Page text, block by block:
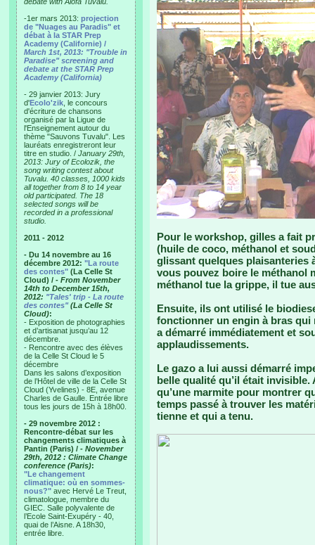
-1er mars 2013: projection
de "Nuages au Paradis" et
débat à la STAR Prep
Academy (Californie) /
March 1st, 2013: "Trouble in
Paradise" screening and
debate at the STAR Prep
Academy (California)
- 29 janvier 2013: Jury
d'Ecolo'zik , le concours
d'écriture de chansons
organisé par la Ligue de
l'Enseignement autour du
thème "Sauvons Tuvalu". Les
lauréats enregistreront leur
titre en studio. / January 29th,
2013: Jury of Ecolozik, the
song writing contest about
Tuvalu. 40 classes, 1000 kids
all together from 8 to 14 year
old participated. The 18
selected songs will be
recorded in a professional
studio.
2011 - 2012
- Du 14 novembre au 16
décembre 2012: "La route
des contes" (La Celle St
Cloud) / - From November
14th to December 15th,
2012: "Tales' trip - La route
des contes"(La Celle St
Cloud):
- Exposition de photographies
et d’artisanat jusqu’au 12
décembre.
- Rencontre avec des élèves
de la Celle St Cloud le 5
décembre
Dans les salons d’exposition
de l’Hôtel de ville de la Celle St
Cloud (Yvelines) - 8E, avenue
Charles de Gaulle. Entrée libre
tous les jours de 15h à 18h00.
- 29 novembre 2012 :
Rencontre-débat sur les
changements climatiques à
Pantin (Paris) / - November
29th, 2012 : Climate Change
conference (Paris):
"Le changement
climatique: où en sommes-
nous?" avec Hervé Le Treut,
climatologue, membre du
GIEC. Salle polyvalente de
l’Ecole Saint-Exupéry - 40,
quai de l’Aisne. A 18h30,
entrée libre.
Pour le workshop, gilles a fait
(huile de coco, méthanol et
glissant quelques plaisanteries
vous pouvez boire le méthanol
méthanol tue la grippe, il tue
Ensuite, ils ont utilisé le
fonctionner un engin à bras qui
a démarré immédiatement et
applaudissements.
Le gazo a lui aussi démarré
belle qualité qu’il était
qu’une marmite pour montrer
temps passé à trouver les
tienne et qui a tenu.